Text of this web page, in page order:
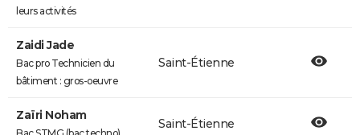
leurs activités
Zaidi Jade
Bac pro Technicien du
bâtiment : gros-oeuvre
Saint-Étienne
Zaïri Noham
Saint-Étienne